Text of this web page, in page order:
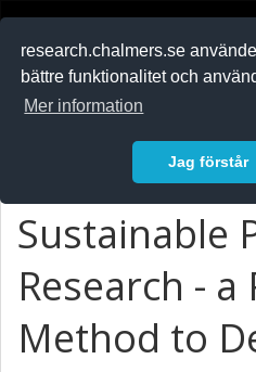
research.chalmers.se
bättre funktionalitet och
Mer information
Jag förstår
Sustainable
Research -
Method to